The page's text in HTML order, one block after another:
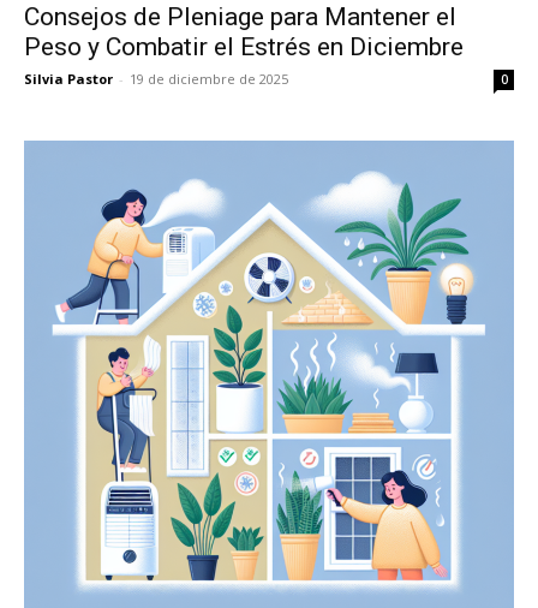
Consejos de Pleniage para Mantener el
Peso y Combatir el Estrés en Diciembre
Silvia Pastor - 19 de diciembre de 2025 0